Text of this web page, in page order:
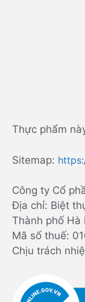
Thực phẩm
Sitemap:
Công ty Cổ
Địa chỉ: Biệt
Thành phố Hà
Mã số thuế:
Chịu trách